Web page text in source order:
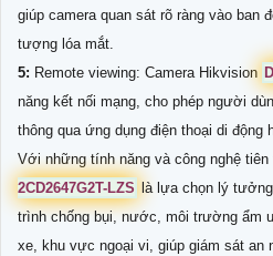
giúp camera quan sát rõ ràng vào ban
tượng lóa mắt.
5: Remote viewing: Camera Hikvision
năng kết nối mạng, cho phép người
thông qua ứng dụng điện thoại di động
Với những tính năng và công nghệ
2CD2647G2T-LZS
là lựa chọn lý
trình chống bụi, nước, môi trường ẩm
xe, khu vực ngoại vi, giúp giám sát an